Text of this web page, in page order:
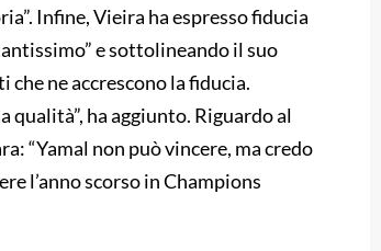
Infine, Vieira ha espresso fiducia
e sottolineando il suo
ne accrescono la fiducia.
qualità”, ha aggiunto. Riguardo al
“Yamal non può vincere, ma credo
l’anno scorso in Champions